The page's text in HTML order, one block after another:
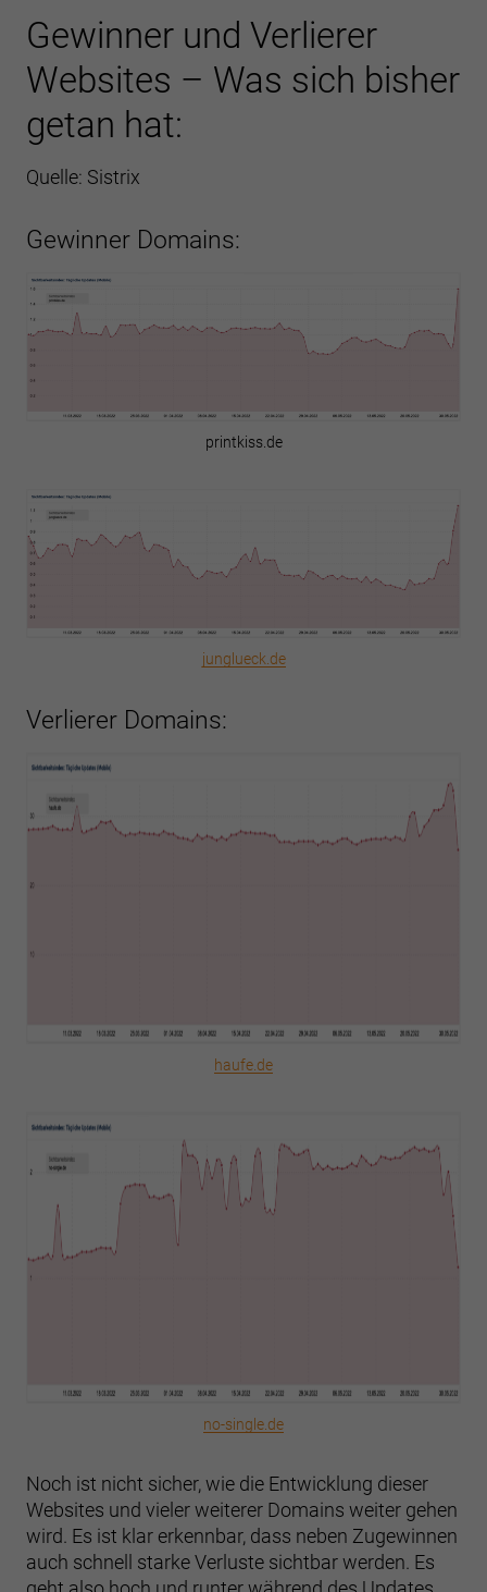
Gewinner und Verlierer
Websites – Was sich bisher
getan hat:
Quelle: Sistrix
Gewinner Domains:
printkiss.de
junglueck.de
Verlierer Domains:
haufe.de
no-single.de
Noch ist nicht sicher, wie die Entwicklung dieser
Websites und vieler weiterer Domains weiter gehen
wird. Es ist klar erkennbar, dass neben Zugewinnen
auch schnell starke Verluste sichtbar werden. Es